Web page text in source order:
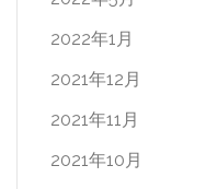
2022年1月
2021年12月
2021年11月
2021年10月